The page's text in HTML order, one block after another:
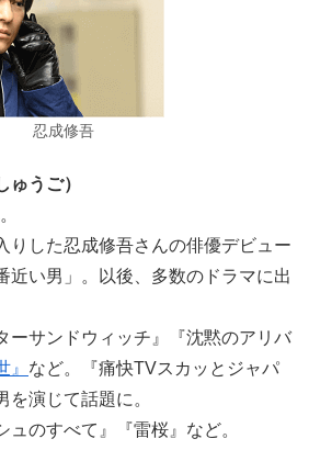
忍成修吾
うご）
りした忍成修吾さんの俳優デビュー
近い男」。以後、多数のドラマに出
ーサンドウィッチ』『沈黙のアリバ
』 など。『痛快TVスカッとジャパ
を演じて話題に。
ュのすべて』『雷桜』など。